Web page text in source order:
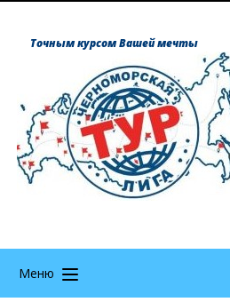
Точным курсом Вашей мечты
Меню